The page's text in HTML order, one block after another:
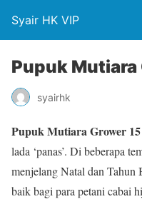
Syair HK VIP
Pupuk Mutiara
syairhk
Pupuk Mutiara Grower 15
lada ‘panas’. Di beberapa
menjelang Natal dan
baik bagi para petani cabai